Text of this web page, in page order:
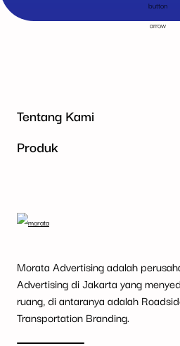
Tentang Kami
Produk
Morata Advertising adalah
Advertising di Jakarta yang
ruang, di antaranya adalah
Transportation Branding.